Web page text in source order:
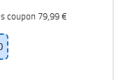
coupon 79,99 €